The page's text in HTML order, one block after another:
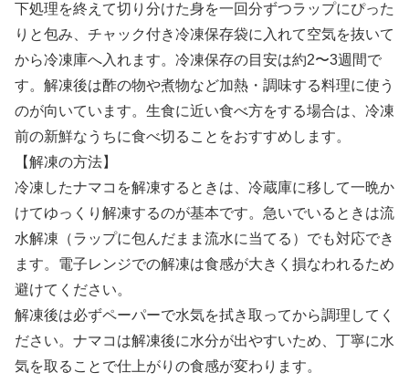
下処理を終えて切り分けた身を一回分ずつラップにぴった
りと包み、チャック付き冷凍保存袋に入れて空気を抜いて
から冷凍庫へ入れます。冷凍保存の目安は約2〜3週間で
す。解凍後は酢の物や煮物など加熱・調味する料理に使う
のが向いています。生食に近い食べ方をする場合は、冷凍
前の新鮮なうちに食べ切ることをおすすめします。
【解凍の方法】
冷凍したナマコを解凍するときは、冷蔵庫に移して一晩か
けてゆっくり解凍するのが基本です。急いでいるときは流
水解凍（ラップに包んだまま流水に当てる）でも対応でき
ます。電子レンジでの解凍は食感が大きく損なわれるため
避けてください。
解凍後は必ずペーパーで水気を拭き取ってから調理してく
ださい。ナマコは解凍後に水分が出やすいため、丁寧に水
気を取ることで仕上がりの食感が変わります。